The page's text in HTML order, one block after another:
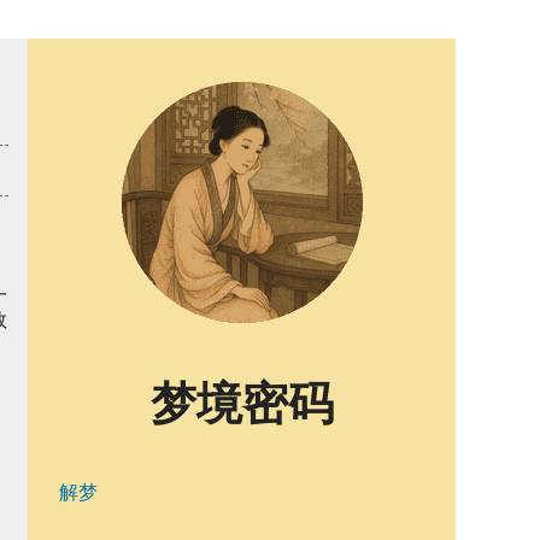
梦境密码
解梦